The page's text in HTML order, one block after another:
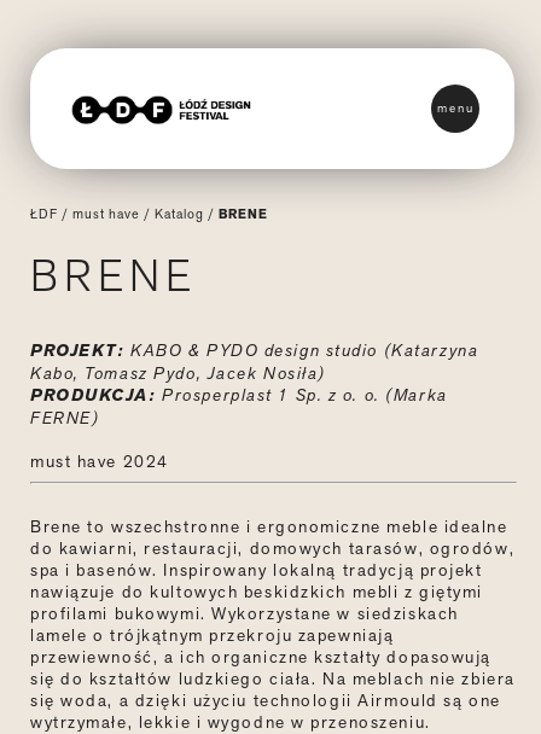
menu
ŁDF / must have / Katalog / BRENE
BRENE
PROJEKT:KABO & PYDO design studio (Katarzyna
Kabo, Tomasz Pydo, Jacek Nosiła)
PRODUKCJA:Prosperplast 1 Sp. z o. o. (Marka
FERNE)
must have 2024
Brene to wszechstronne i ergonomiczne meble idealne
do kawiarni, restauracji, domowych tarasów, ogrodów,
spa i basenów. Inspirowany lokalną tradycją projekt
nawiązuje do kultowych beskidzkich mebli z giętymi
profilami bukowymi. Wykorzystane w siedziskach
lamele o trójkątnym przekroju zapewniają
przewiewność, a ich organiczne kształty dopasowują
się do kształtów ludzkiego ciała. Na meblach nie zbiera
się woda, a dzięki użyciu technologii Airmould są one
wytrzymałe, lekkie i wygodne w przenoszeniu.